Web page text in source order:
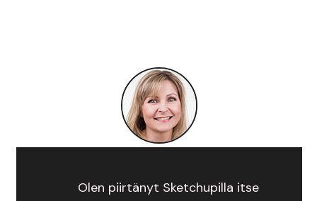
Olen piirtänyt Sketchupilla itse